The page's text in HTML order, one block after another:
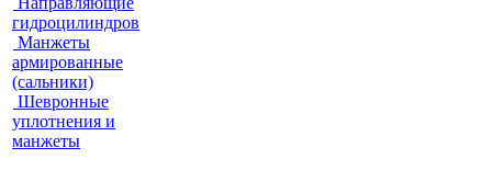
гидроцилиндров
Манжеты
армированные
(сальники)
Шевронные
уплотнения и
манжеты